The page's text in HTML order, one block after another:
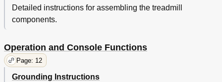
Detailed instructions for assembling the treadmill
components.
Operation and Console Functions
Page: 12
Grounding Instructions